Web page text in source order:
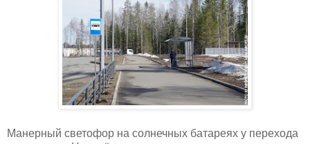
Манерный светофор на солнечных батареях у перехода